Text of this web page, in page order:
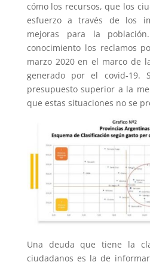
cómo los recursos, que los
esfuerzo a través de los
mejoras para la
conocimiento los reclamos
marzo 2020 en el marco de
generado por el covid-19.
presupuesto superior a la
que estas situaciones no se
Una deuda que tiene la
ciudadanos es la de